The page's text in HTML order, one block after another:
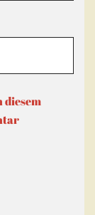
diesem